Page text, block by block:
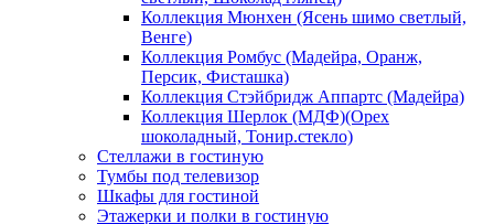
Коллекция Мюнхен (Ясень шимо светлый,
Венге)
Коллекция Ромбус (Мадейра, Оранж,
Персик, Фисташка)
Коллекция Стэйбридж Аппартс (Мадейра)
Коллекция Шерлок (МДФ)(Орех
шоколадный, Тонир.стекло)
Стеллажи в гостиную
Тумбы под телевизор
Шкафы для гостиной
Этажерки и полки в гостиную